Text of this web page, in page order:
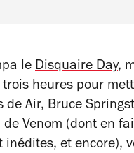
le Disquaire Day,
heures pour
de Air, Bruce
Venom (dont en
inédites, et encore),